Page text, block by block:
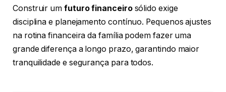
Construir um futuro financeirosólido exige
disciplina e planejamento contínuo. Pequenos ajustes
na rotina financeira da família podem fazer uma
grande diferença a longo prazo, garantindo maior
tranquilidade e segurança para todos.